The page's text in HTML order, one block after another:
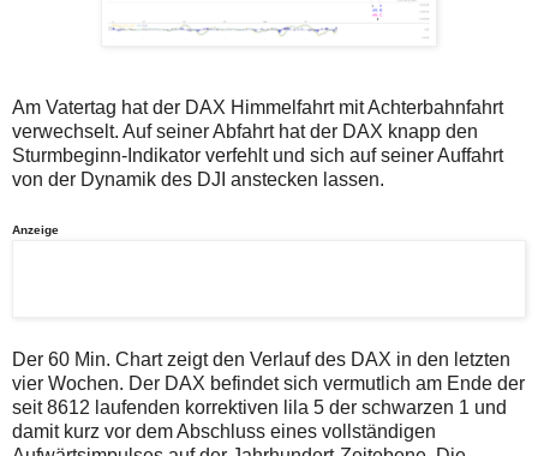
Verstösse
oder
ein
Missbrauch
der
Kommentarfunktion
überprüfen
Internetverbindung
und
versuchen
Sie
es
zu
auf
der
Plattform
wallstreet-
online.de
Am Vatertag hat der DAX Himmelfahrt mit Achterbahnfahrt
verwechselt. Auf seiner Abfahrt hat der DAX knapp den
Sturmbeginn-Indikator verfehlt und sich auf seiner Auffahrt
von der Dynamik des DJI anstecken lassen.
Anzeige
Der 60 Min. Chart zeigt den Verlauf des DAX in den letzten
vier Wochen. Der DAX befindet sich vermutlich am Ende der
seit 8612 laufenden korrektiven lila 5 der schwarzen 1 und
damit kurz vor dem Abschluss eines vollständigen